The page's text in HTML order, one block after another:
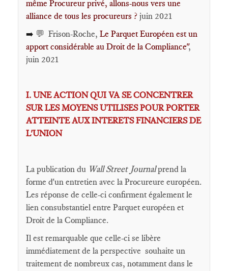
même Procureur privé, allons-nous vers une
alliance de tous les procureurs ? juin 2021
➡️ 💬 Frison-Roche, Le Parquet Européen est un
apport considérable au Droit de la Compliance",
juin 2021
I. UNE ACTION QUI VA SE CONCENTRER
SUR LES MOYENS UTILISES POUR PORTER
ATTEINTE AUX INTERETS FINANCIERS DE
L'UNION
La publication du Wall Street Journalprend la
forme d'un entretien avec la Procureure européen.
Les réponse de celle-ci confirment également le
lien consubstantiel entre Parquet européen et
Droit de la Compliance.
Il est remarquable que celle-ci se libère
immédiatement de la perspective souhaite un
traitement de nombreux cas, notamment dans le